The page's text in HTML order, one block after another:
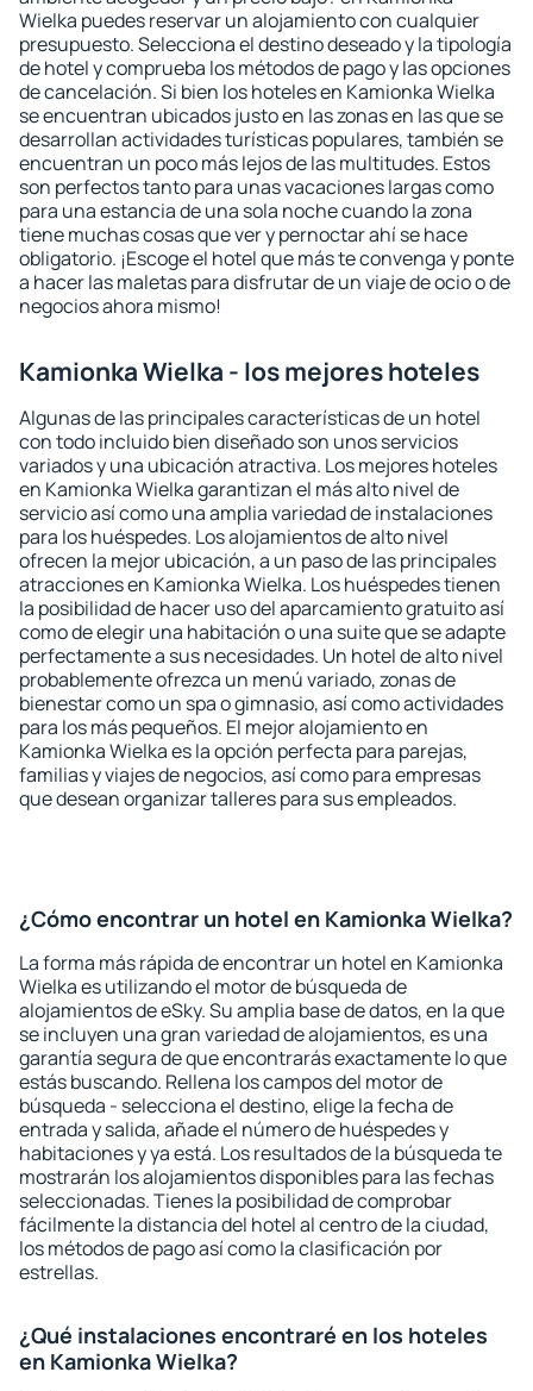
Wielka puedes reservar un alojamiento con cualquier
presupuesto. Selecciona el destino deseado y la tipología
de hotel y comprueba los métodos de pago y las opciones
de cancelación. Si bien los hoteles en Kamionka Wielka
se encuentran ubicados justo en las zonas en las que se
desarrollan actividades turísticas populares, también se
encuentran un poco más lejos de las multitudes. Estos
son perfectos tanto para unas vacaciones largas como
para una estancia de una sola noche cuando la zona
tiene muchas cosas que ver y pernoctar ahí se hace
obligatorio. ¡Escoge el hotel que más te convenga y ponte
a hacer las maletas para disfrutar de un viaje de ocio o de
negocios ahora mismo!
Kamionka Wielka - los mejores hoteles
Algunas de las principales características de un hotel
con todo incluido bien diseñado son unos servicios
variados y una ubicación atractiva. Los mejores hoteles
en Kamionka Wielka garantizan el más alto nivel de
servicio así como una amplia variedad de instalaciones
para los huéspedes. Los alojamientos de alto nivel
ofrecen la mejor ubicación, a un paso de las principales
atracciones en Kamionka Wielka. Los huéspedes tienen
la posibilidad de hacer uso del aparcamiento gratuito así
como de elegir una habitación o una suite que se adapte
perfectamente a sus necesidades. Un hotel de alto nivel
probablemente ofrezca un menú variado, zonas de
bienestar como un spa o gimnasio, así como actividades
para los más pequeños. El mejor alojamiento en
Kamionka Wielka es la opción perfecta para parejas,
familias y viajes de negocios, así como para empresas
que desean organizar talleres para sus empleados.
¿Cómo encontrar un hotel en Kamionka Wielka?
La forma más rápida de encontrar un hotel en Kamionka
Wielka es utilizando el motor de búsqueda de
alojamientos de eSky. Su amplia base de datos, en la que
se incluyen una gran variedad de alojamientos, es una
garantía segura de que encontrarás exactamente lo que
estás buscando. Rellena los campos del motor de
búsqueda - selecciona el destino, elige la fecha de
entrada y salida, añade el número de huéspedes y
habitaciones y ya está. Los resultados de la búsqueda te
mostrarán los alojamientos disponibles para las fechas
seleccionadas. Tienes la posibilidad de comprobar
fácilmente la distancia del hotel al centro de la ciudad,
los métodos de pago así como la clasificación por
estrellas.
¿Qué instalaciones encontraré en los hoteles
en Kamionka Wielka?